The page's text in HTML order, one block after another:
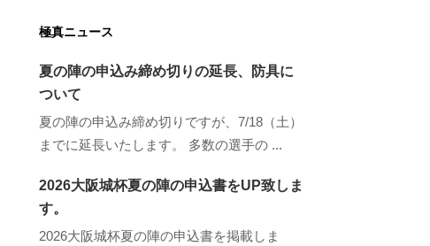
極真ニュース
夏の陣の申込み締め切りの延長、防具に
ついて
夏の陣の申込み締め切りですが、7/18（土）
までに延長いたします。 多数の選手の ...
2026大阪城杯夏の陣の申込書をUP致しま
す。
2026大阪城杯夏の陣の申込書を掲載しま